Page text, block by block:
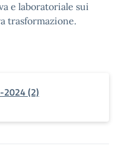
e laboratoriale sui
trasformazione.
(2)